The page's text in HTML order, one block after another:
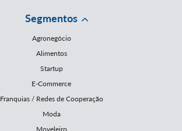
Segmentos
Agronegócio
Alimentos
Startup
E-Commerce
Franquias / Redes de Cooperação
Moda
Moveleiro